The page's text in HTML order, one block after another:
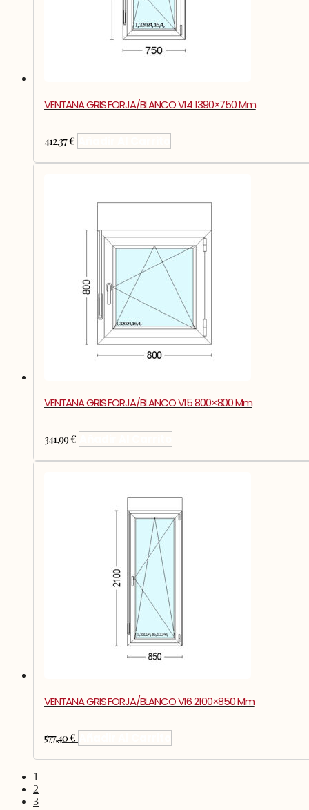
VENTANA GRIS FORJA/BLANCO V14 1390×750 Mm
412,37€
VENTANA GRIS FORJA/BLANCO V15 800×800 Mm
341,99€
VENTANA GRIS FORJA/BLANCO V16 2100×850 Mm
577,40€
1
2
3